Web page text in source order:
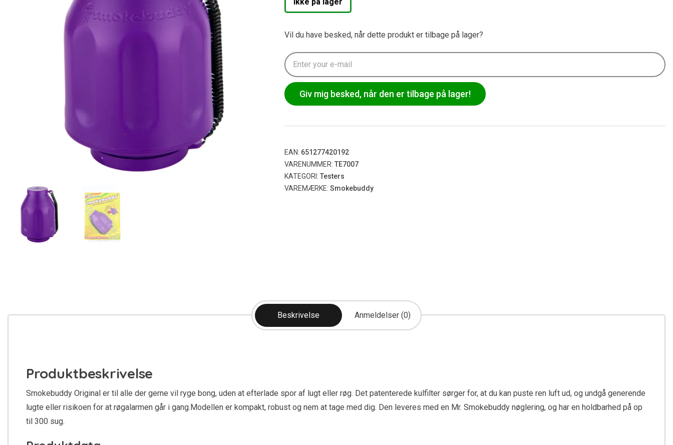
Vil du have besked, når dette produkt er tilbage på lager?
Giv mig besked, når den er tilbage på lager!
EAN: 651277420192
VARENUMMER: TE7007
KATEGORI: Testers
VAREMÆRKE: Smokebuddy
Beskrivelse Anmeldelser (0)
Produktbeskrivelse
Smokebuddy Original er til alle der gerne vil ryge bong, uden at efterlade spor af lugt eller røg. Det patenterede kulfilter sørger for, at du kan puste ren luft ud, og undgå generende
lugte eller risikoen for at røgalarmen går i gang.Modellen er kompakt, robust og nem at tage med dig. Den leveres med en Mr. Smokebuddy nøglering, og har en holdbarhed på op
til 300 sug.